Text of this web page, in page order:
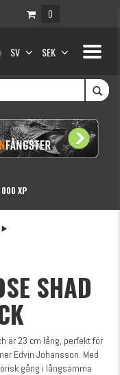
0
Toggle
SV SEK
XP
SHAD
är 23 cm lång, perfekt för
Edvin Johansson. Med
gång i långsamma